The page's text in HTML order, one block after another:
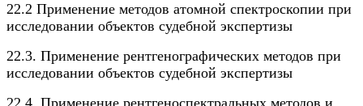
22.2 Применение методов атомной спектроскопии при
исследовании объектов судебной экспертизы
22.3. Применение рентгенографических методов при
исследовании объектов судебной экспертизы